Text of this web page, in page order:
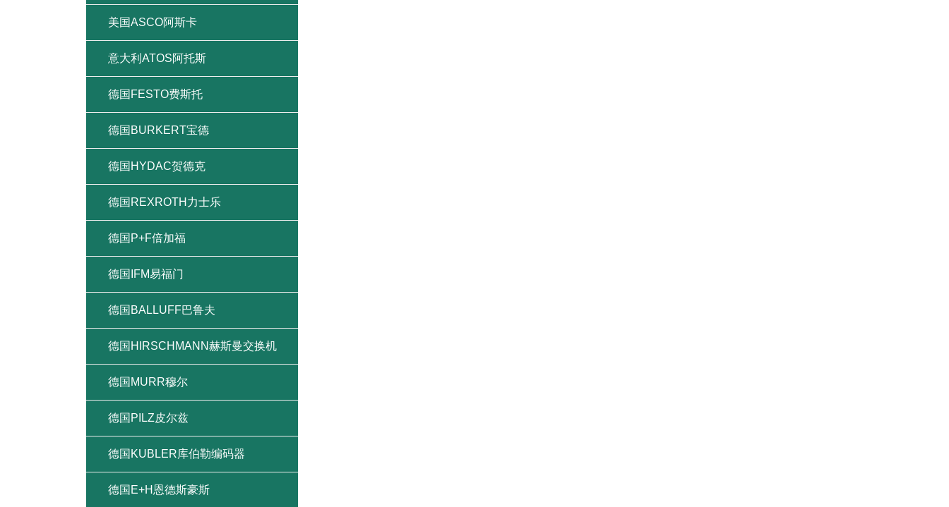
美国ASCO阿斯卡
意大利ATOS阿托斯
德国FESTO费斯托
德国BURKERT宝德
德国HYDAC贺德克
德国REXROTH力士乐
德国P+F倍加福
德国IFM易福门
德国BALLUFF巴鲁夫
德国HIRSCHMANN赫斯曼交换机
德国MURR穆尔
德国PILZ皮尔兹
德国KUBLER库伯勒编码器
德国E+H恩德斯豪斯